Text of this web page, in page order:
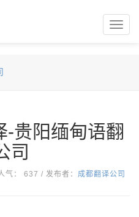
-贵阳缅甸语翻
司
： 637 / 发布者： 成都翻译公司